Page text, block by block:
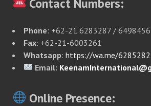
Contact Numbers:
Phone: +62-21 6283287 / 6498456
Fax: +62-21-6003261
Whatsapp: https://wa.me/
Email:
Online Presence: